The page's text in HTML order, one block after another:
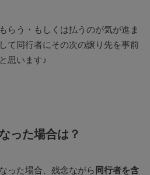
らう・もしくは払うのが気が進ま
て同行者にその次の譲り先を事前
思います♪
った場合は？
った場合、残念ながら 同行者を含